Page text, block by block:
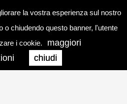
la vostra esperienza sul nostro
o chiudendo questo banner, l'utente
i cookie.
maggiori
chiudi
0